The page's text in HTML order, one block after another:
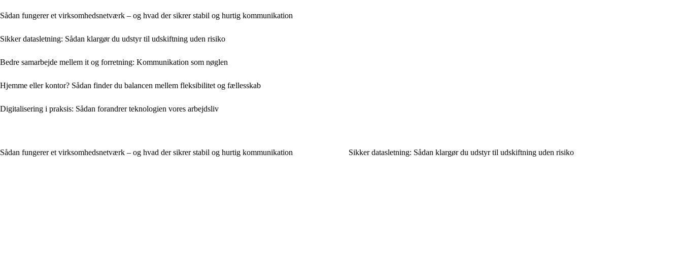
Sådan fungerer et virksomhedsnetværk – og hvad der sikrer stabil og hurtig kommunikation
Sikker datasletning: Sådan klargør du udstyr til udskiftning uden risiko
Bedre samarbejde mellem it og forretning: Kommunikation som nøglen
Hjemme eller kontor? Sådan finder du balancen mellem fleksibilitet og fællesskab
Digitalisering i praksis: Sådan forandrer teknologien vores arbejdsliv
Sådan fungerer et virksomhedsnetværk – og hvad der sikrer stabil og hurtig kommunikation Sikker datasletning: Sådan klargør du udstyr til udskiftning uden risiko